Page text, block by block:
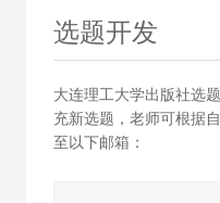
选题开发
大连理工大学出版社选
充新选题，老师可根据
至以下邮箱：